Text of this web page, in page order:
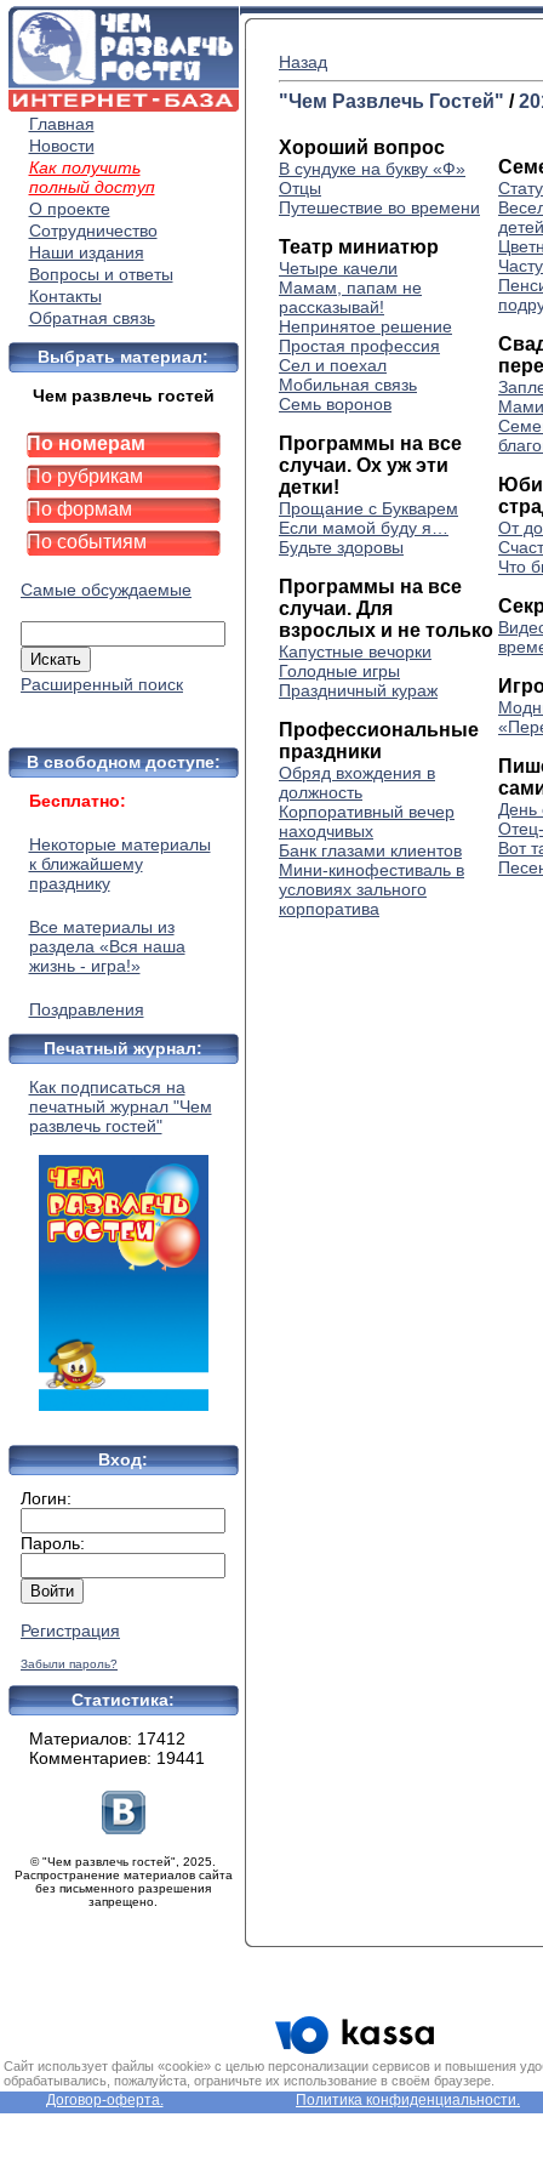
Главная
Новости
Как получить
полный доступ
О проекте
Сотрудничество
Наши издания
Вопросы и ответы
Контакты
Обратная связь
Выбрать материал:
Чем развлечь гостей
По номерам
По рубрикам
По формам
По событиям
Самые обсуждаемые
Расширенный поиск
В свободном доступе:
Бесплатно:
Некоторые материалы
к ближайшему
празднику
Все материалы из
раздела «Вся наша
жизнь - игра!»
Поздравления
Печатный журнал:
Как подписаться на
печатный журнал "Чем
развлечь гостей"
Вход:
Логин:
Пароль:
Регистрация
Забыли пароль?
Статистика:
Материалов: 17412
Комментариев: 19441
© "Чем развлечь гостей", 2025.
Распространение материалов сайта
без письменного разрешения
запрещено.
Назад
"Чем Развлечь Гостей" /
Хороший вопрос
В сундуке на букву «Ф»
Отцы
Путешествие во времени
Театр миниатюр
Четыре качели
Мамам, папам не
рассказывай!
Непринятое решение
Простая профессия
Сел и поехал
Мобильная связь
Семь воронов
Программы на все
случаи. Ох уж эти
детки!
Прощание с Букварем
Если мамой буду я…
Будьте здоровы
Программы на все
случаи. Для
взрослых и не только
Капустные вечорки
Голодные игры
Праздничный кураж
Профессиональные
праздники
Обряд вхождения в
должность
Корпоративный вечер
находчивых
Банк глазами клиентов
Мини-кинофестиваль в
условиях зального
корпоратива
От
Что
День
Вот
Сайт использует файлы «cookie» с целью персонализации сервисов и повышения
обрабатывались, пожалуйста, ограничьте их использование в своём браузере.
Договор-оферта. Политика конфиденциальности.